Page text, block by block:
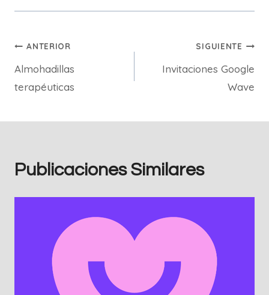
Navegación
de
entradas
ANTERIOR
Almohadillas
terapéuticas
SIGUIENTE
Invitaciones Google
Wave
Publicaciones Similares